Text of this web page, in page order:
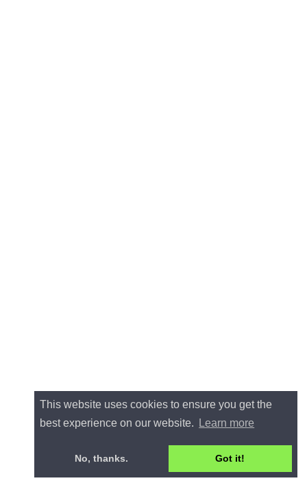
This website uses cookies to ensure you get the
best experience on our website.
Learn more
No, thanks. Got it!